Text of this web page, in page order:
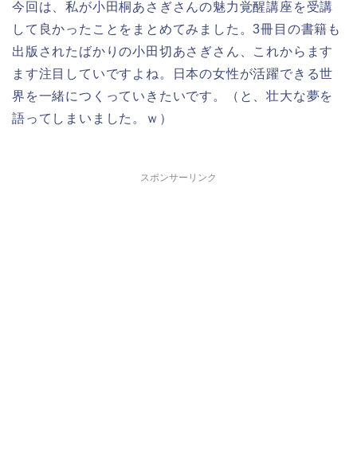
今回は、私が小田桐あさぎさんの魅力覚醒講座を受講
して良かったことをまとめてみました。3冊目の書籍も
出版されたばかりの小田切あさぎさん、これからます
ます注目していですよね。日本の女性が活躍できる世
界を一緒につくっていきたいです。（と、壮大な夢を
語ってしまいました。ｗ）
スポンサーリンク